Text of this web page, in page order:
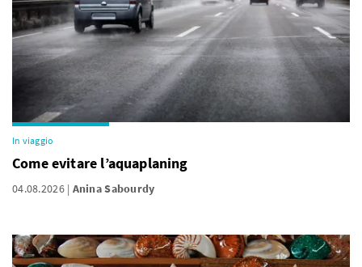
In viaggio
Come evitare l’aquaplaning
04.08.2026 Anina Sabourdy